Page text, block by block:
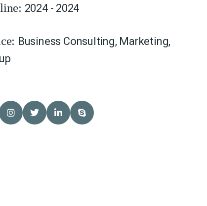
2024 - 2024
Business Consulting, Marketing,